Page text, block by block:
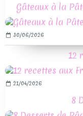
Gâteaux à la
30/06/2026
12
21/04/2026
8